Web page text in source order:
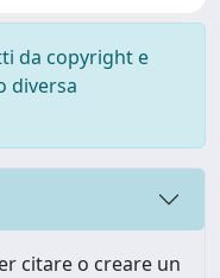
da copyright e
diversa
citare o creare un